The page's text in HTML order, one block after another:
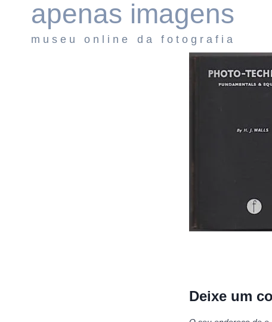
apenas imagens
museu online da fotografia
Deixe um